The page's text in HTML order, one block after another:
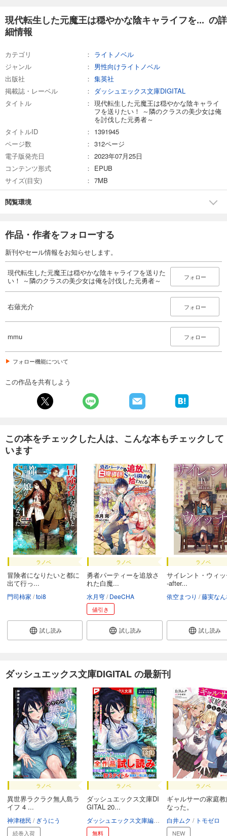
現代転生した元魔王は穏やかな陰キャライフを... の詳
細情報
カテゴリ
ライトノベル
ジャンル
男性向けライトノベル
出版社
集英社
掲載誌・レーベル
ダッシュエックス文庫DIGITAL
タイトル
現代転生した元魔王は穏やかな陰キャライ
フを送りたい！ ～隣のクラスの美少女は俺
を討伐した元勇者～
タイトルID
1391945
ページ数
312ページ
電子版発売日
2023年07月25日
コンテンツ形式
EPUB
サイズ(目安)
7MB
閲覧環境
作品・作者をフォローする
新刊やセール情報をお知らせします。
現代転生した元魔王は穏やかな陰キャライフを送りた
い！ ～隣のクラスの美少女は俺を討伐した元勇者～
フォロー
右薙光介 フォロー
mmu フォロー
フォロー機能について
この作品を共有しよう
この本をチェックした人は、こんな本もチェックして
います
ラノベ
冒険者になりたいと都に
出て行っ...
門司柿家 toi8
試し読み
ラノベ
勇者パーティーを追放さ
れた白魔...
水月穹 DeeCHA
値引き
試し読み
ラノベ
サイレント・ウィ
-after...
依空まつり 藤実な
試し読み
ダッシュエックス文庫DIGITAL の最新刊
ラノベ
異世界ラクラク無人島ラ
イフ 4 ...
神津穂民 ぎうにう
続巻入荷
ラノベ
ダッシュエックス文庫DI
GITAL 20...
無料
ラノベ
ギャルサーの家庭
なった。
白井ムク トモゼロ
NEW